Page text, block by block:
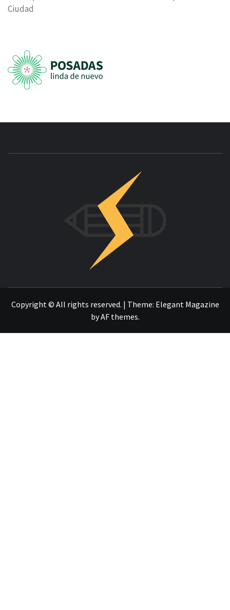
Ciudad
Copyright © All rights reserved. | Theme: Elegant Magazine
byAF themes.